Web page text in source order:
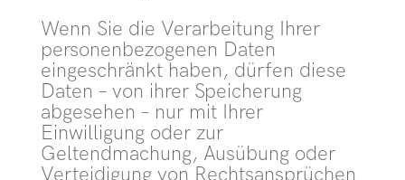
Wenn Sie die Verarbeitung Ihrer
personenbezogenen Daten
eingeschränkt haben, dürfen diese
Daten – von ihrer Speicherung
abgesehen – nur mit Ihrer
Einwilligung oder zur
Geltendmachung, Ausübung oder
Verteidigung von Rechtsansprüchen